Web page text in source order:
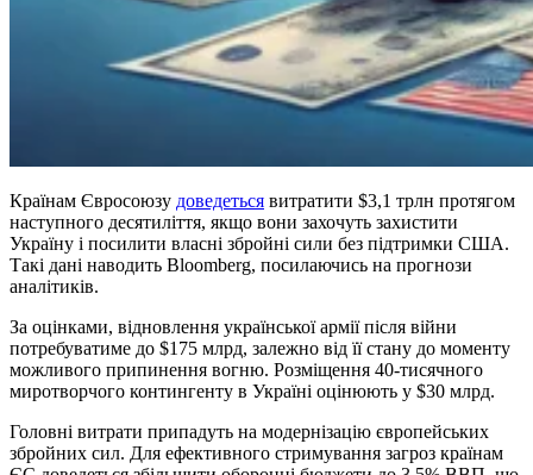
Країнам Євросоюзу доведеться витратити $3,1 трлн протягом
наступного десятиліття, якщо вони захочуть захистити
Україну і посилити власні збройні сили без підтримки США.
Такі дані наводить Bloomberg, посилаючись на прогнози
аналітиків.
За оцінками, відновлення української армії після війни
потребуватиме до $175 млрд, залежно від її стану до моменту
можливого припинення вогню. Розміщення 40-тисячного
миротворчого контингенту в Україні оцінюють у $30 млрд.
Головні витрати припадуть на модернізацію європейських
збройних сил. Для ефективного стримування загроз країнам